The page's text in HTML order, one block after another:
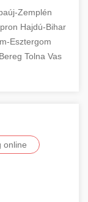
Zemplén
Hajdú-Bihar
Esztergom
Tolna Vas
online